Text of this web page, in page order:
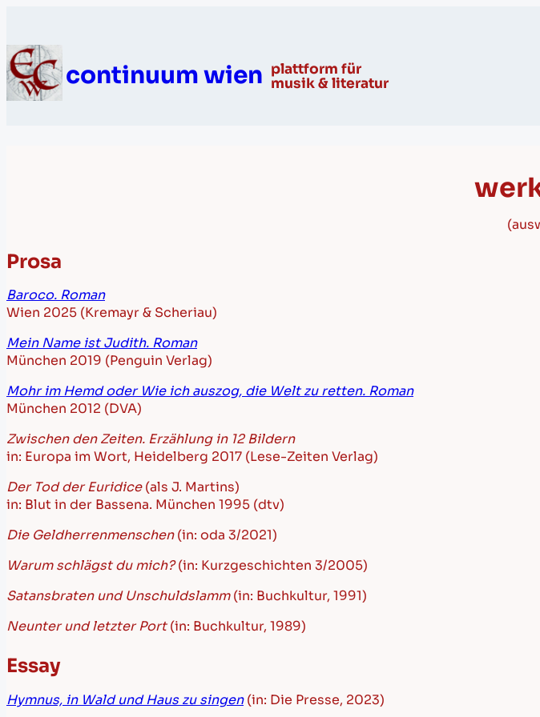
continuum wien plattform für
musik & literatur
Prosa
Baroco. Roman
Wien 2025 (Kremayr & Scheriau)
Mein Name ist Judith. Roman
München 2019 (Penguin Verlag)
Mohr im Hemd oder Wie ich auszog, die Welt zu retten. Roman
München 2012 (DVA)
Zwischen den Zeiten. Erzählung in 12 Bildern
in: Europa im Wort, Heidelberg 2017 (Lese-Zeiten Verlag)
Der Tod der Euridice(als J. Martins)
in: Blut in der Bassena. München 1995 (dtv)
Die Geldherrenmenschen(in: oda 3/2021)
Warum schlägst du mich?(in: Kurzgeschichten 3/2005)
Satansbraten und Unschuldslamm(in: Buchkultur, 1991)
Neunter und letzter Port(in: Buchkultur, 1989)
Essay
Hymnus, in Wald und Haus zu singen (in: Die Presse, 2023)